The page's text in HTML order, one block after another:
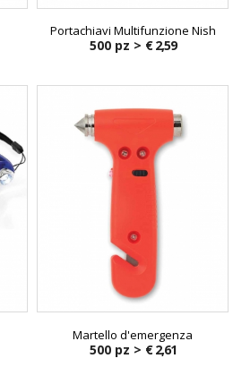
Portachiavi Multifunzione Nish
500 pz > € 2,59
Martello d'emergenza
500 pz > € 2,61